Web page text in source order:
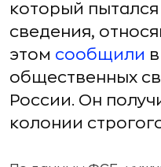
который
сведения,
этом сообщили
общественных
России. Он
колонии